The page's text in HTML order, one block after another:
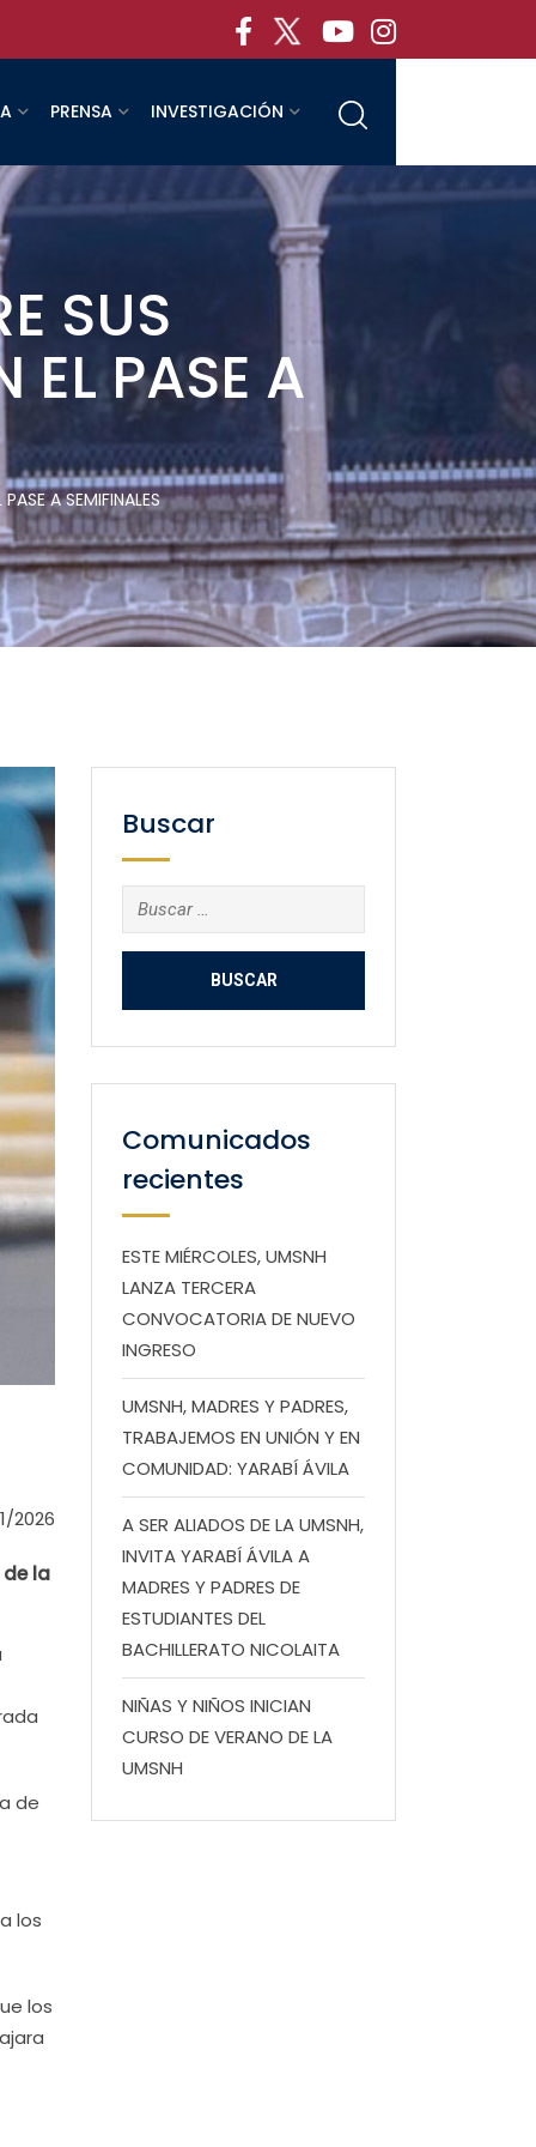
PRENSA INVESTIGACIÓN
SUS
EL PASE A
A SEMIFINALES
2026
de la
de
los
los
Buscar
Buscar:
Comunicados
recientes
ESTE MIÉRCOLES, UMSNH
LANZA TERCERA
CONVOCATORIA DE NUEVO
INGRESO
UMSNH, MADRES Y PADRES,
TRABAJEMOS EN UNIÓN Y EN
COMUNIDAD: YARABÍ ÁVILA
A SER ALIADOS DE LA UMSNH,
INVITA YARABÍ ÁVILA A
MADRES Y PADRES DE
ESTUDIANTES DEL
BACHILLERATO NICOLAITA
NIÑAS Y NIÑOS INICIAN
CURSO DE VERANO DE LA
UMSNH